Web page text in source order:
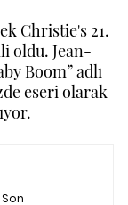
Christie's 21.
oldu. Jean-
Boom” adlı
eseri olarak
Son